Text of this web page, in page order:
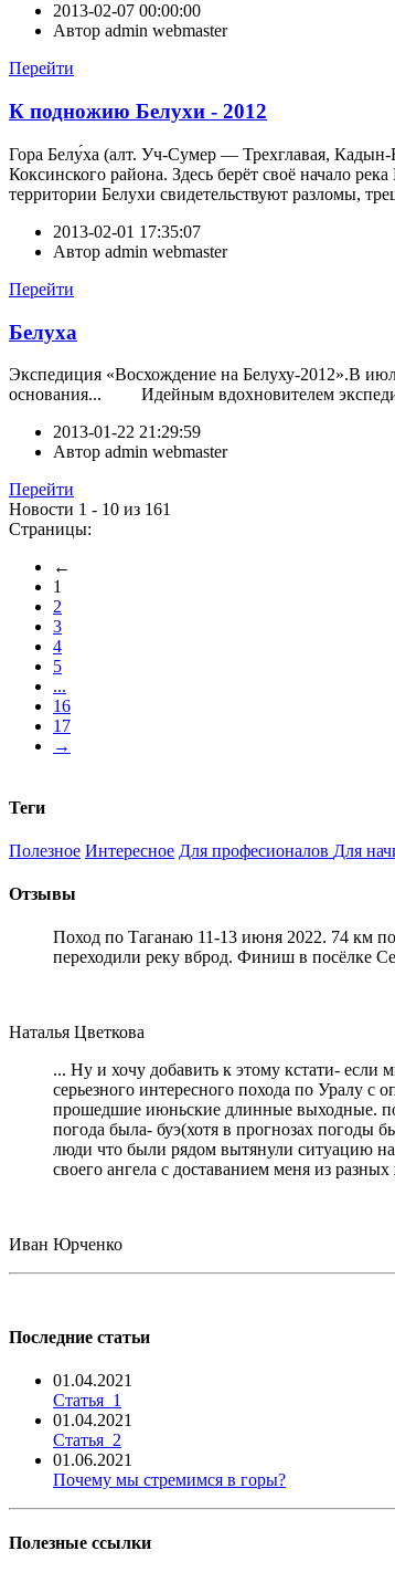
2013-02-07 00:00:00
Автор admin webmaster
Перейти
К подножию Белухи - 2012
Гора Белу́ха (алт. Уч-Сумер — Трехглавая,
Коксинского района. Здесь берёт своё начало
территории Белухи свидетельствуют разломы,
2013-02-01 17:35:07
Автор admin webmaster
Перейти
Белуха
Экспедиция «Восхождение на Белуху-2012».В
основания... Идейным вдохновителем
2013-01-22 21:29:59
Автор admin webmaster
Перейти
Новости 1 - 10 из 161
Страницы:
←
1
2
3
4
5
...
16
17
→
Теги
Полезное Интересное Для професионалов Для
Отзывы
Поход по Таганаю 11-13 июня 2022. 74 км
переходили реку вброд. Финиш в посёлке
Наталья Цветкова
... Ну и хочу добавить к этому кстати- если
серьезного интересного похода по Уралу
прошедшие июньские длинные выходные.
погода была- буэ(хотя в прогнозах погоды
люди что были рядом вытянули ситуацию на
своего ангела с доставанием меня из
Иван Юрченко
Последние статьи
01.04.2021
Статья_1
01.04.2021
Статья_2
01.06.2021
Почему мы стремимся в горы?
Полезные ссылки